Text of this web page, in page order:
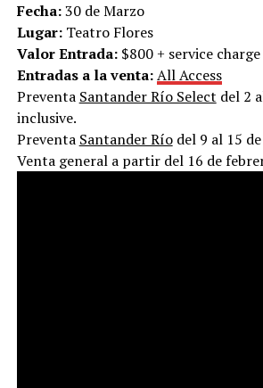
Fecha:30 de Marzo
Lugar:Teatro Flores
Valor Entrada:$800 + service charge
Entradas a la venta:All Access
Preventa Santander Río Select del 2
inclusive.
Preventa Santander Ríodel 9 al 15
Venta general a partir del 16 de